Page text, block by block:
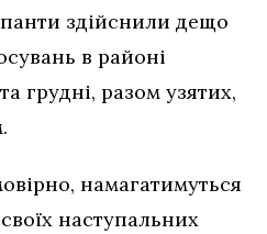
здійснили дещо
в районі
грудні, разом узятих,
намагатимуться
наступальних